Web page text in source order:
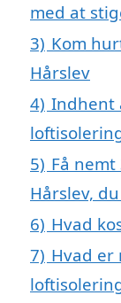
med at
3) Kom
Hårslev
4) Indhent
5) Få
Hårslev,
6) Hvad
7) Hvad er